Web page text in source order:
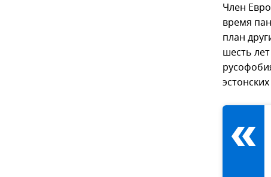
Член
время
план
шесть